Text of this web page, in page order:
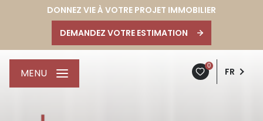
DONNEZ VIE À VOTRE PROJET IMMOBILIER
DEMANDEZ VOTRE ESTIMATION
0
FR
MENU